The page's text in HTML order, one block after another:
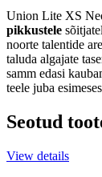
Union Lite XS
pikkustele
noorte talentide
taluda algajate
samm edasi
teele juba
Seotud
View details